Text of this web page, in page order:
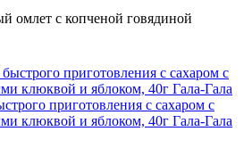
омлет с копченой говядиной
приготовления с сахаром с
клюквой и яблоком, 40г Гала-Гала